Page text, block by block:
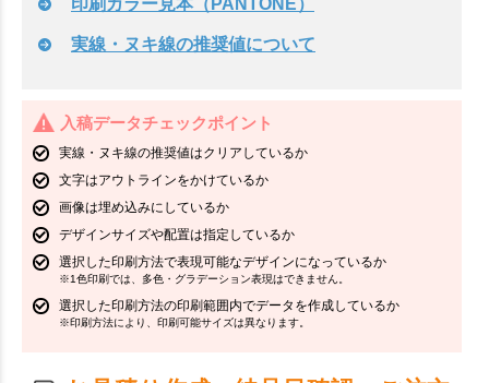
実線・ヌキ線の推奨値について
入稿データチェックポイント
実線・ヌキ線の推奨値はクリアしているか
文字はアウトラインをかけているか
画像は埋め込みにしているか
デザインサイズや配置は指定しているか
選択した印刷方法で表現可能なデザインになっているか
※1色印刷では、多色・グラデーション表現はできません。
選択した印刷方法の印刷範囲内でデータを作成しているか
※印刷方法により、印刷可能サイズは異なります。